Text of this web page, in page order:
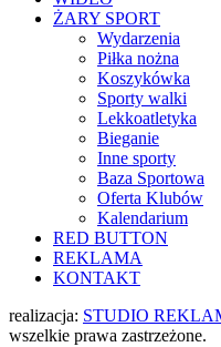
ŻARY SPORT
Wydarzenia
Piłka nożna
Koszykówka
Sporty walki
Lekkoatletyka
Bieganie
Inne sporty
Baza Sportowa
Oferta Klubów
Kalendarium
RED BUTTON
REKLAMA
KONTAKT
realizacja: STUDIO
wszelkie prawa zastrzeżone.